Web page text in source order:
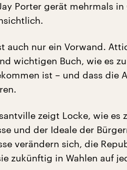
Porter gerät mehrmals in
auch nur ein Vorwand.
wichtigen Buch, wie es
ist – und dass die
zeigt Locke, wie es
und der Ideale der
verändern sich, die
zukünftig in Wahlen auf